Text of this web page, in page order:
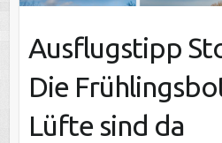
Ausflugstipp
Die
Lüfte sind da